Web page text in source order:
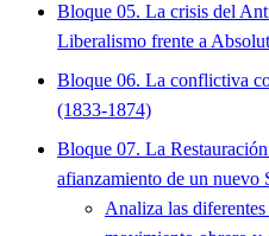
Bloque 05. La crisis del
Liberalismo frente a
Bloque 06. La conflictiva
(1833-1874)
Bloque 07. La
afianzamiento de un nuevo
Analiza las